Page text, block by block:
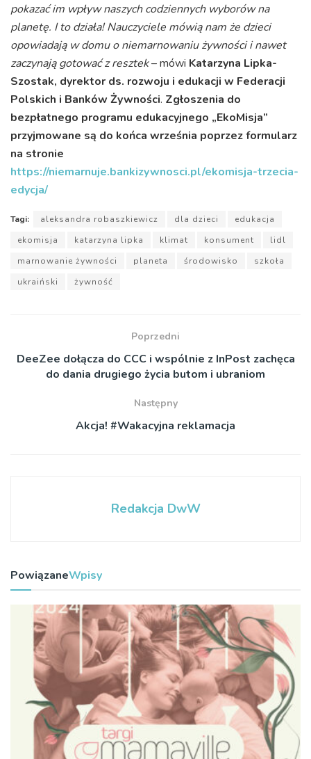
pokazać im wpływ naszych codziennych wyborów na
planetę. I to działa! Nauczyciele mówią nam że dzieci
opowiadają w domu o niemarnowaniu żywności i nawet
zaczynają gotować z resztek– mówi Katarzyna Lipka-
Szostak, dyrektor ds. rozwoju i edukacji w Federacji
Polskich i Banków Żywności. Zgłoszenia do
bezpłatnego programu edukacyjnego „EkoMisja”
przyjmowane są do końca września poprzez formularz
na stronie
https://niemarnuje.bankizywnosci.pl/ekomisja-trzecia-
edycja/
Tagi: aleksandra robaszkiewicz dla dzieci
edukacja
ekomisja
katarzyna lipka klimat konsument
lidl
marnowanie żywności
planeta środowisko
szkoła
ukraiński
żywność
Poprzedni
DeeZee dołącza do CCC i wspólnie z InPost zachęca
do dania drugiego życia butom i ubraniom
Następny
Akcja! #Wakacyjna reklamacja
Redakcja DwW
PowiązaneWpisy